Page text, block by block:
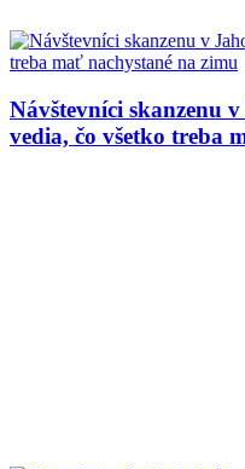
Návštevníci skanzenu
vedia, čo všetko treba